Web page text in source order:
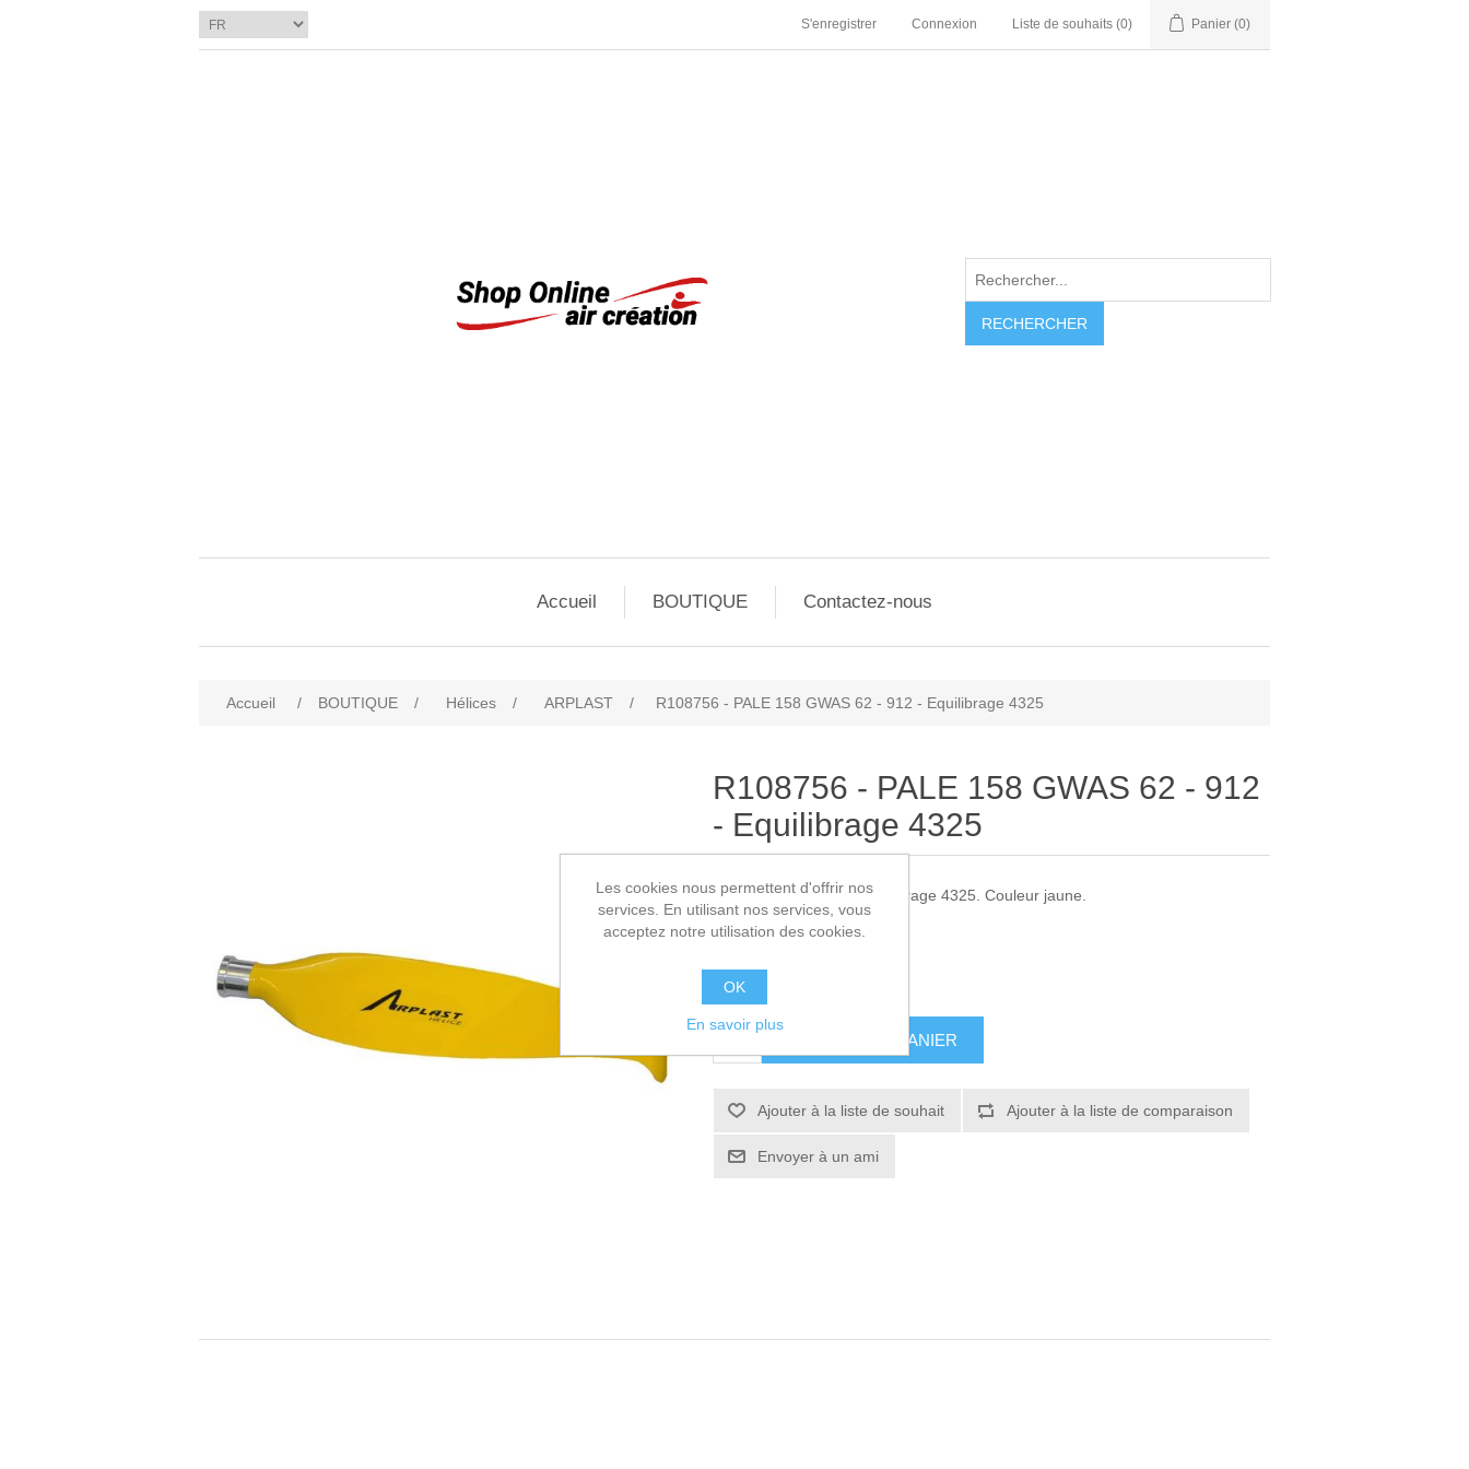
S'enregistrer Connexion Liste de souhaits (0) Panier (0)
RECHERCHER
Accueil BOUTIQUE Contactez-nous
Accueil / BOUTIQUE / Hélices / ARPLAST / R108756 - PALE 158 GWAS 62 - 912 - Equilibrage 4325
R108756 - PALE 158 GWAS 62 - 912
- Equilibrage 4325
Liquidation du stock. Equilibrage 4325. Couleur jaune.
400,00€ HT
AJOUTER AU PANIER
Ajouter à la liste de souhait Ajouter à la liste de comparaison
Envoyer à un ami
Les cookies nous permettent d'offrir nos
services. En utilisant nos services, vous
acceptez notre utilisation des cookies.
OK
En savoir plus